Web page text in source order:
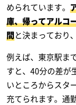
められています。
庫、帰ってアルコ
間と決まっており
例えば、東京駅ま
すと、40分の差が
いところからスタ
充てられます。通